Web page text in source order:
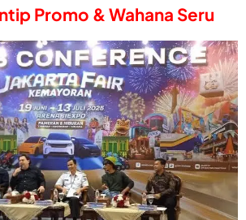
Promo & Wahana Seru